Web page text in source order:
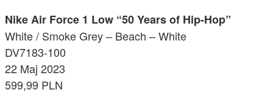
Nike Air Force 1 Low “50 Years of Hip-Hop”
White / Smoke Grey – Beach – White
DV7183-100
22 Maj 2023
599,99 PLN